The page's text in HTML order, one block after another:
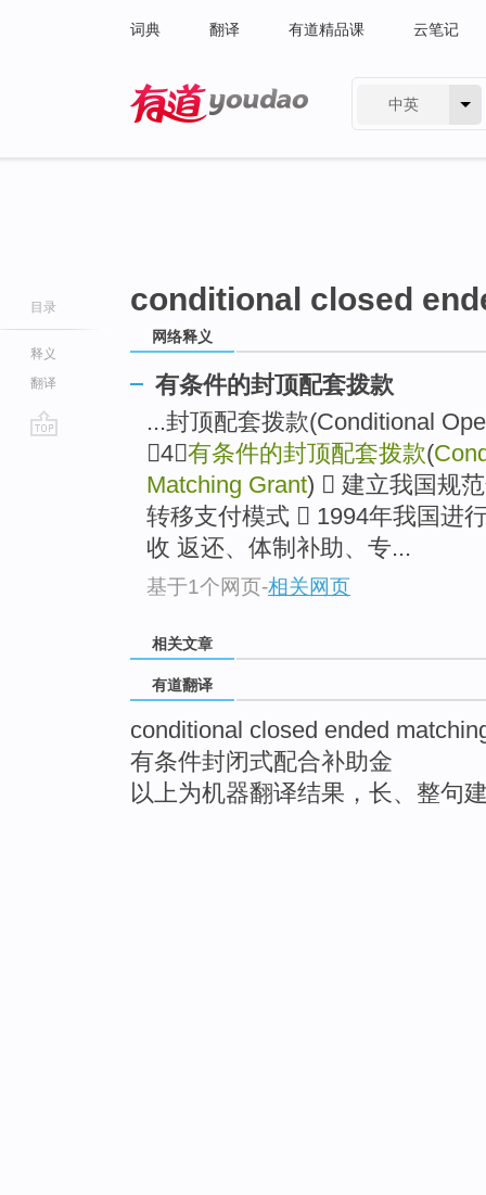
词典 翻译 有道精品课 云笔记
中英
目录
释义
翻译
conditional closed
网络释义
有条件的封顶配套拨款
...封顶配套拨款(Conditional
（4）有条件的封顶配套拨款(
Matching Grant)  建立我国规
转移支付模式  1994年我国进
收 返还、体制补助、专...
基于1个网页-相关网页
相关文章
有道翻译
conditional closed ended
有条件封闭式配合补助金
以上为机器翻译结果，长、整句